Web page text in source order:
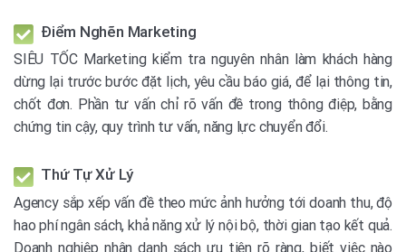
Điểm Nghẽn Marketing
SIÊU TỐC Marketing kiểm tra nguyên nhân làm khách hàng
dừng lại trước bước đặt lịch, yêu cầu báo giá, để lại thông tin,
chốt đơn. Phần tư vấn chỉ rõ vấn đề trong thông điệp, bằng
chứng tin cậy, quy trình tư vấn, năng lực chuyển đổi.
Thứ Tự Xử Lý
Agency sắp xếp vấn đề theo mức ảnh hưởng tới doanh thu, độ
hao phí ngân sách, khả năng xử lý nội bộ, thời gian tạo kết quả.
Doanh nghiệp nhận danh sách ưu tiên rõ ràng, biết việc nào